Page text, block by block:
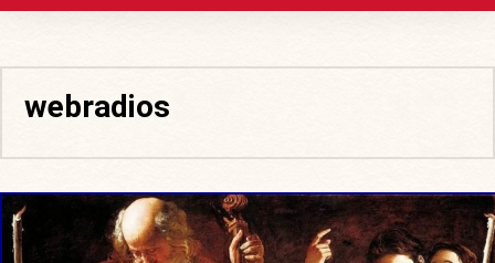
webradios